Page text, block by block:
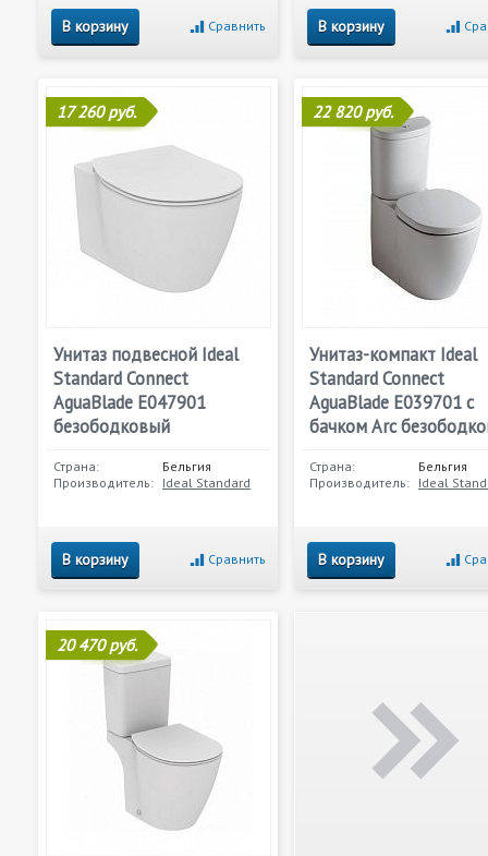
В корзину Сравнить В корзину
17 260 руб.
Унитаз подвесной Ideal
Standard Connect
AguaBlade E047901
безободковый
Страна:
Бельгия
Производитель: Ideal Standard
В корзину Сравнить
22 820 руб.
Унитаз-компакт Ideal
Standard Connect
AguaBlade E039701 с
бачком Arc
Страна:
Бельгия
Производитель: Ideal
В корзину
20 470 руб.